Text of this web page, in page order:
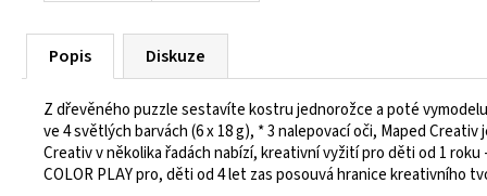
Popis Diskuze
Z dřevěného puzzle sestavíte kostru jednorožce a poté
ve 4 světlých barvách (6 x 18 g), * 3 nalepovací oči, Maped
Creativ v několika řadách nabízí, kreativní vyžití pro děti od 1 roku
COLOR PLAY pro, děti od 4 let zas posouvá hranice kreativního